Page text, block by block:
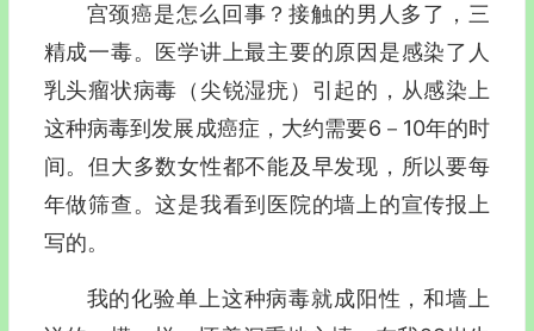
宫颈癌是怎么回事？接触的男人多了，三
精成一毒。医学讲上最主要的原因是感染了人
乳头瘤状病毒（尖锐湿疣）引起的，从感染上
这种病毒到发展成癌症，大约需要6－10年的时
间。但大多数女性都不能及早发现，所以要每
年做筛查。这是我看到医院的墙上的宣传报上
写的。
我的化验单上这种病毒就成阳性，和墙上